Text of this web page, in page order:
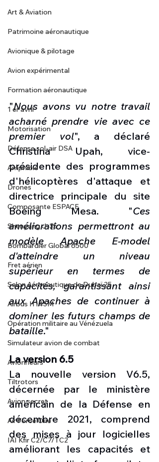
Art & Aviation
Patrimoine aéronautique
Avionique & pilotage
Avion expérimental
Formation aéronautique
1 er avril
Motorisation
Défense sol-air DSA
Amphibie
Drones
Composante ESPACE
Shenyang J-35
Bombardier Global 6500
Fret aérien
Salon Aéronautique de Dubaï 25
Airbus H145M
Opération militaire au Vénézuela
Simulateur avion de combat
Avionneurs
Tiltrotors
Avion secret
Air Force One
IAI Kfir C2/C7/TC2
"Nous avons vu notre travail
acharné prendre vie avec ce
premier vol", a déclaré
Christina Upah, vice-
présidente des programmes
d'hélicoptères d'attaque et
directrice principale du site
Boeing Mesa. "Ces
améliorations permettront au
modèle Apache E-model
d'atteindre un niveau
supérieur en termes de
capacités, garantissant ainsi
aux Apaches de continuer à
dominer les futurs champs de
bataille."
La version 6.5
La nouvelle version V6.5,
décernée par le ministère
américain de la Défense en
décembre 2021, comprend
des mises à jour logicielles
améliorant les capacités et